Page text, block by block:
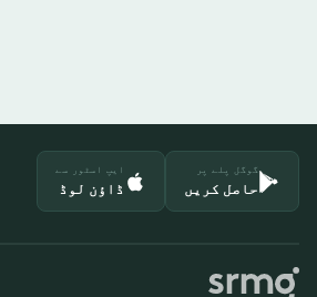
گوگل پلے پر
حاصل کریں
ایپ اسٹور سے
ڈاؤن لوڈ